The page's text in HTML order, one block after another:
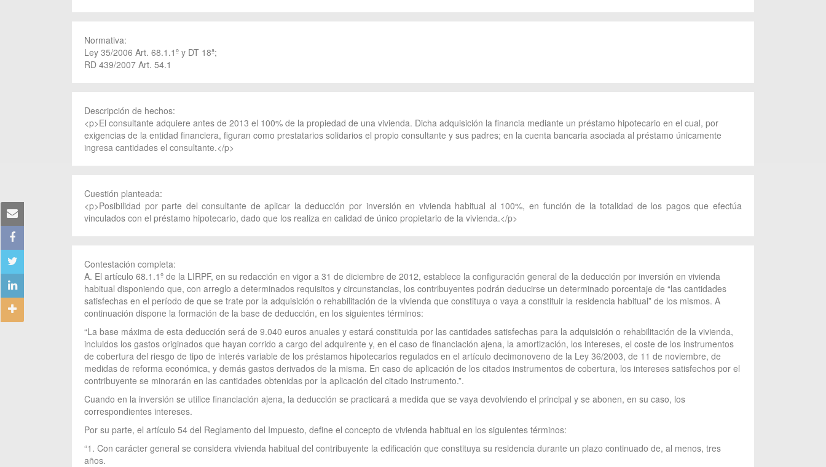
Normativa:
Ley 35/2006 Art. 68.1.1º y DT 18ª;
RD 439/2007 Art. 54.1
Descripción de hechos:
<p>El consultante adquiere antes de 2013 el 100% de la propiedad de una vivienda. Dicha adquisición la financia mediante un préstamo hipotecario en el cual, por
exigencias de la entidad financiera, figuran como prestatarios solidarios el propio consultante y sus padres; en la cuenta bancaria asociada al préstamo únicamente
ingresa cantidades el consultante.</p>
Cuestión planteada:
<p>Posibilidad por parte del consultante de aplicar la deducción por inversión en vivienda habitual al 100%, en función de la totalidad de los pagos que efectúa
vinculados con el préstamo hipotecario, dado que los realiza en calidad de único propietario de la vivienda.</p>
Contestación completa:
A. El artículo 68.1.1º de la LIRPF, en su redacción en vigor a 31 de diciembre de 2012, establece la configuración general de la deducción por inversión en vivienda
habitual disponiendo que, con arreglo a determinados requisitos y circunstancias, los contribuyentes podrán deducirse un determinado porcentaje de “las cantidades
satisfechas en el período de que se trate por la adquisición o rehabilitación de la vivienda que constituya o vaya a constituir la residencia habitual” de los mismos. A
continuación dispone la formación de la base de deducción, en los siguientes términos:
“La base máxima de esta deducción será de 9.040 euros anuales y estará constituida por las cantidades satisfechas para la adquisición o rehabilitación de la vivienda,
incluidos los gastos originados que hayan corrido a cargo del adquirente y, en el caso de financiación ajena, la amortización, los intereses, el coste de los instrumentos
de cobertura del riesgo de tipo de interés variable de los préstamos hipotecarios regulados en el artículo decimonoveno de la Ley 36/2003, de 11 de noviembre, de
medidas de reforma económica, y demás gastos derivados de la misma. En caso de aplicación de los citados instrumentos de cobertura, los intereses satisfechos por el
contribuyente se minorarán en las cantidades obtenidas por la aplicación del citado instrumento.”.
Cuando en la inversión se utilice financiación ajena, la deducción se practicará a medida que se vaya devolviendo el principal y se abonen, en su caso, los
correspondientes intereses.
Por su parte, el artículo 54 del Reglamento del Impuesto, define el concepto de vivienda habitual en los siguientes términos:
“1. Con carácter general se considera vivienda habitual del contribuyente la edificación que constituya su residencia durante un plazo continuado de, al menos, tres
años.